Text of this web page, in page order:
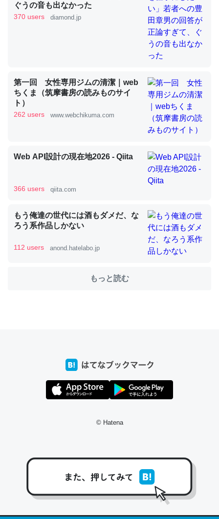
利だから両方が拮抗してるのでは」とあって面白い。海に
いる鋏角類（カブトガニ・ウミグモ）はカルシウムを使わ
ずキチンを強化してる筈だが、酵素が違うのか？
─ニュース :: 【研究発表】昆虫学の大問題＝「昆虫はなぜ海にいな
これを元に考えるとカルシウムを大量に使う脊椎動物と貝
類は苦労してるんだな…。腹足類だと殻を無くしてナメク
─ニュース :: 【研究発表】昆虫学の大問題＝「昆虫はなぜ海にいな
いのか」に関する新仮説
ウチもEchoを実家に置いて４年。でたまに覗いてる。ぼ
ちぼちRingも置こうかと画策中。あと、Googleマップで
位置情報を共有してる。電池残量や充電中かが分かるので
コミュニケーションが劇的に変化した｜tayorini by LIFULL介護
り時間を日数にすると1週間とかの人が多いそうだけど、
─たまにLINEするくらいだった遠方の父67歳と僕。ITツール導入で
コミュニケーションが劇的に変化した｜tayorini by LIFULL介護
私も3年前ぐらいに祖母の家に設置した。ポケットWifiみ
たいなのでネット環境作ったけどAlexaしか使わないので
回線代ほとんどかからないですよ。参考：
https://toyoshi.hatenablog.com/entry/2019/05/15/1805
ぐうの音も出なかった
370 users diamond.jp
第一回 女性専用ジムの清潔｜web
ちくま（筑摩書房の読みものサイ
ト）
262 users www.webchikuma.com
Web API設計の現在地2026 - Qiita
366 users qiita.com
もう俺達の世代には酒もダメだ、な
ろう系作品しかない
112 users anond.hatelabo.jp
もっと読む
© Hatena